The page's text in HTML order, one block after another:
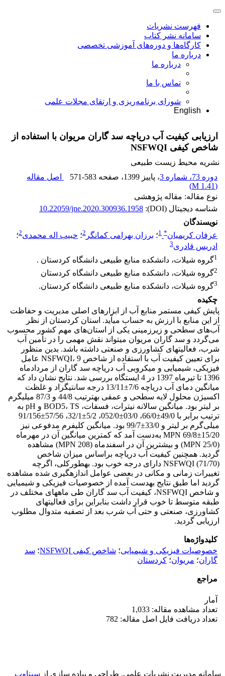
فهرست نشریات
سامانه نشر کتاب
کارگاه‌ها و دوره‌های آموزشی تخصصی
درباره ما
درباره ما
تماس با ما
شورای برنامه‌ریزی و ارتقای مجلات علمی
English
ارزیابی کیفیت آب دریاچه سد گاران مریوان با استفاده از
شاخص کیفی NSFWQI
نشریه محیط زیست طبیعی
دوره 73، شماره 3
، پاییز 1399 ، صفحه 571-583
اصل مقاله
(
1.41 M
)
نوع مقاله: مقاله پژوهشی
شناسه دیجیتال (DOI):
10.22059/jne.2020.300936.1958
نویسندگان
عرفان کریمیان*
1؛ برزان بهرامی کمانگر 2؛ حبیب اله محمدی2؛
ادریس قادری3
1گروه شیلات، دانشکده منابع طبیعی دانشگاه کردستان .
2گروه شیلات، دانشکده منابع طبیعی دانشگاه کردستان
3گروه شیلات، دانشکده منابع طبیعی دانشگاه کردستان.
چکیده
پایش کیفی مستمر منابع آب از ابزارهای اصلی مدیریت و حفاظت
از این منابع با ارزش به حساب می‎آید. استان کردستان از نظر
آب‌های سطحی و زیرزمینی یکی از استان‌های مهم کشور محسوب
می‌گردد و سد گاران مریوان می‎تواند نقش مهمی را در تأمین آب
شرب، فعالیت‎های کشاورزی و صنعتی داشته باشد. بدین منظور
برای تعیین کیفیت آب با استفاده از شاخص NSFWQI، 9 عامل
فیزیکی، شیمیایی و میکروبی آب دریاچه سد گاران از مردادماه
1396 تا تیرماه 1397 در 4 ایستگاه بررسی شد. نتایج نشان داد که
میانگین دمای آب دریاچه 7/6±13/11 درجه سانتی‎گراد و غلظت
اکسیژن محلول لایه سطحی و عمقی به‎ترتیب 44/8 و 87/3 میلی‎گرم
بر لیتر بود. میانگین سالانه نیترات، فسفات، BOD5، TS و pH به
ترتیب برابر با 49/0±66/0، 03/0±052/0، 5/2±32/1، 57/56±91/156
میلی‌گرم بر لیتر و 33/0±99/7 بود. میانگین کلی‎فرم مدفوعی نیز
MPN 69/8±15/20 به‌دست آمد که کم‎ترین میانگین آن در مهرماه
(MPN 25/0) و بیشترین آن در اسفندماه (MPN 208) مشاهده
گردید. همچنین کیفیت آب دریاچه براساس میزان شاخص
NSFWQI (71/70) دارای درجه خوب بود. به‎طورکلی، اگرچه
تغییرات زمانی و مکانی در بعضی عوامل اندازه‎گیری شده مشاهده
گردید اما طبق نتایج به‎دست آمده از خصوصیات فیزیکی و شیمیایی
و شاخص NSFWQI، کیفیت آب سد گاران طی ماه‎های مختلف در
طبقه متوسط تا خوب قرار داشت بنابراین برای فعالیت‎های
کشاورزی، صنعتی و حتی آب شرب بعد از تصفیه متدوال مطلوب
ارزیابی گردید.
کلیدواژه‌ها
خصوصیات فیزیکی و شیمیایی؛ شاخص کیفی NSFWQI ؛ سد
گاران؛ مریوان؛ کردستان
مراجع
آمار
تعداد مشاهده مقاله: 1,033
تعداد دریافت فایل اصل مقاله: 782
سامانه مدیریت نشریات علمی. طراحی و پیاده سازی از سیناوب